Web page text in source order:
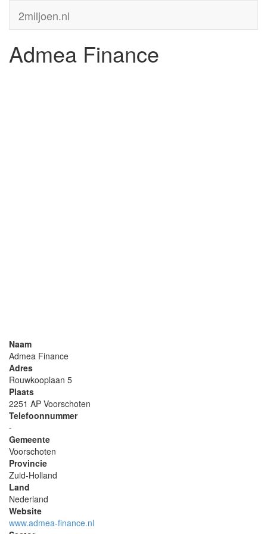
2miljoen.nl
Admea Finance
Naam
Admea Finance
Adres
Rouwkooplaan 5
Plaats
2251 AP Voorschoten
Telefoonnummer
-
Gemeente
Voorschoten
Provincie
Zuid-Holland
Land
Nederland
Website
www.admea-finance.nl